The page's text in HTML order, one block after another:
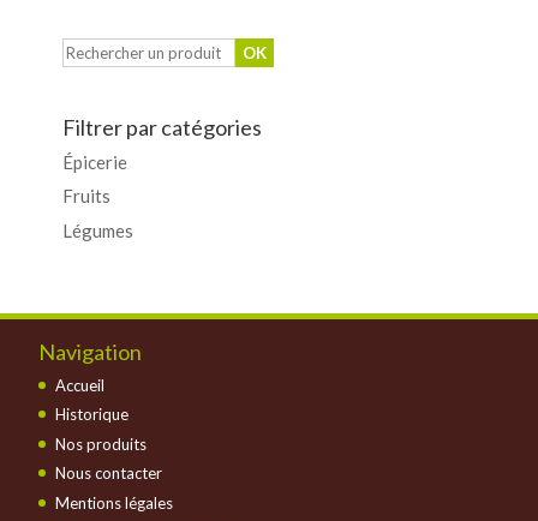
Filtrer par catégories
Épicerie
Fruits
Légumes
Navigation
Accueil
Historique
Nos produits
Nous contacter
Mentions légales